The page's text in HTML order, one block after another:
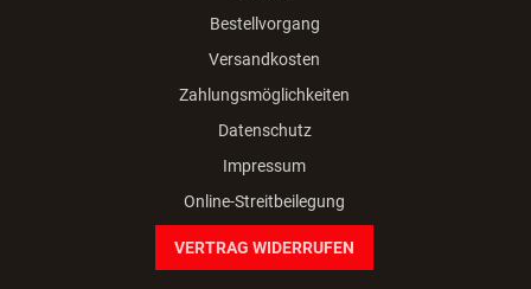
Bestellvorgang
Versandkosten
Zahlungsmöglichkeiten
Datenschutz
Impressum
Online-Streitbeilegung
VERTRAG WIDERRUFEN